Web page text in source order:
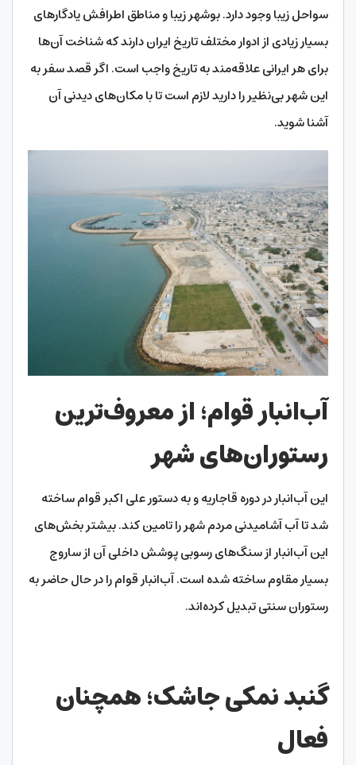
سواحل زیبا وجود دارد. بوشهر زیبا و مناطق اطرافش یادگارهای
بسیار زیادی از ادوار مختلف تاریخ ایران دارند که شناخت آن‌ها
برای هر ایرانی علاقه‌مند به تاریخ واجب است. اگر قصد سفر به
این شهر بی‌نظیر را دارید لازم است تا با مکان‌های دیدنی آن
آشنا شوید.
آب‌انبار قوام؛ از معروف‌ترین
رستوران‌های شهر
این آب‌انبار در دوره قاجاریه و به دستور علی اکبر قوام ساخته
شد تا آب آشامیدنی مردم شهر را تامین کند. بیشتر بخش‌های
این آب‌انبار از سنگ‌های رسوبی پوشش داخلی آن از ساروج
بسیار مقاوم ساخته شده است. آب‌انبار قوام را در حال حاضر به
رستوران سنتی تبدیل کرده‌اند.
گنبد نمکی جاشک؛ همچنان
فعال